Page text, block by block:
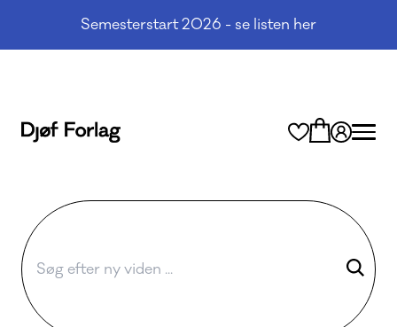
Semesterstart 2026 - se listen her